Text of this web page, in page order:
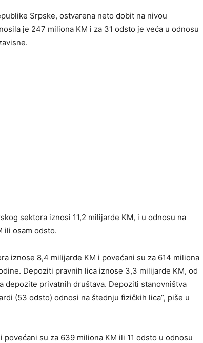
Srpske, ostvarena neto dobit na nivou
je 247 miliona KM i za 31 odsto je veća u odnosu
sektora iznosi 11,2 milijarde KM, i u odnosu na
ili osam odsto.
iznose 8,4 milijarde KM i povećani su za 614 miliona
Depoziti pravnih lica iznose 3,3 milijarde KM, od
depozite privatnih društava. Depoziti stanovništva
(53 odsto) odnosi na štednju fizičkih lica”, piše u
su za 639 miliona KM ili 11 odsto u odnosu